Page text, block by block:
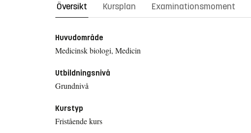
Översikt Kursplan Examinationsmoment
Huvudområde
Medicinsk biologi, Medicin
Utbildningsnivå
Grundnivå
Kurstyp
Fristående kurs